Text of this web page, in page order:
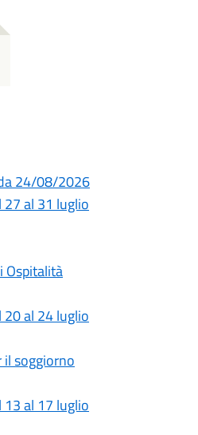
24/08/2026
al 31 luglio
Ospitalità
al 24 luglio
soggiorno
al 17 luglio